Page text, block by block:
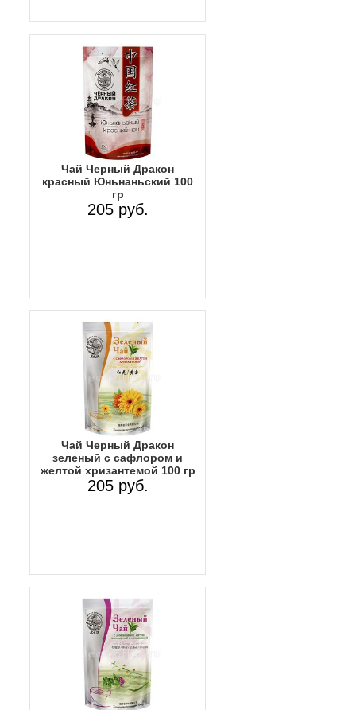
Чай Черный Дракон
красный Юньнаньский 100
гр
205 руб.
Чай Черный Дракон
зеленый с сафлором и
желтой хризантемой 100 гр
205 руб.